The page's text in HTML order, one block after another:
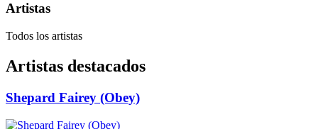
Artistas
Todos los artistas
Artistas destacados
Shepard Fairey (Obey)